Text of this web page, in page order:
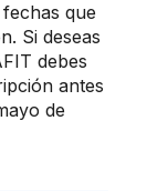
que
Si deseas
debes
antes
de